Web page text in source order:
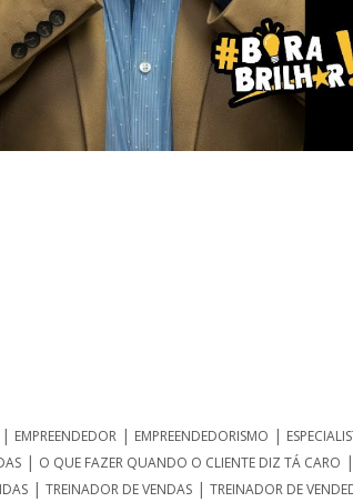
| EMPREENDEDOR | EMPREENDEDORISMO |
| O QUE FAZER QUANDO O CLIENTE DIZ TÁ CARO |
|TREINADOR DE VENDAS |TREINADOR DE